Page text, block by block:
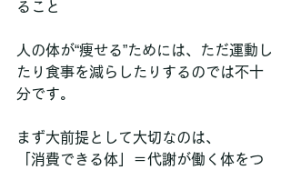
ること
人の体が“痩せる”ためには、ただ運動し
たり食事を減らしたりするのでは不十
分です。
まず大前提として大切なのは、
「消費できる体」＝代謝が働く体をつ